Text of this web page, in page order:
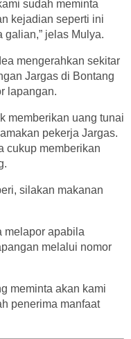
sudah meminta
kejadian seperti ini
galian,” jelas Mulya.
mengerahkan sekitar
Jargas di Bontang
lapangan.
memberikan uang tunai
pekerja Jargas.
cukup memberikan
silakan makanan
melapor apabila
melalui nomor
meminta akan kami
penerima manfaat